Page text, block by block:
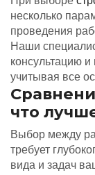
несколько
проведения
Наши
консультацию
учитывая все
что
Выбор между
требует
вида и задач